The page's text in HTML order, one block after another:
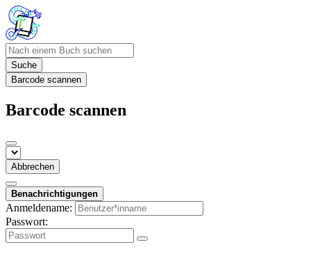
Suche
Barcode scannen
Barcode scannen
Abbrechen
Benachrichtigungen
Anmeldename:
Passwort: